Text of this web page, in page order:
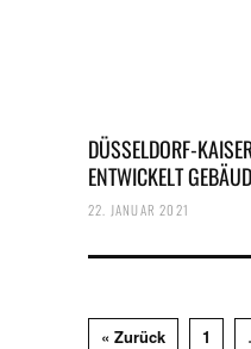
DÜSSELDORF-
ENTWICKELT
22. JANUAR 2021
« Zurück 1